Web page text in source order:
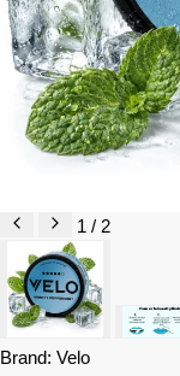
1 / 2
Brand: Velo